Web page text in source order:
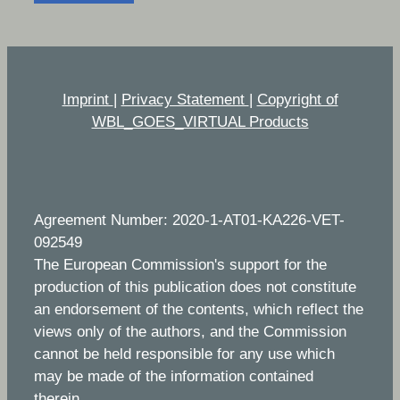
Imprint | Privacy Statement | Copyright of
WBL_GOES_VIRTUAL Products
Agreement Number: 2020-1-AT01-KA226-VET-
092549
The European Commission's support for the
production of this publication does not constitute
an endorsement of the contents, which reflect the
views only of the authors, and the Commission
cannot be held responsible for any use which
may be made of the information contained